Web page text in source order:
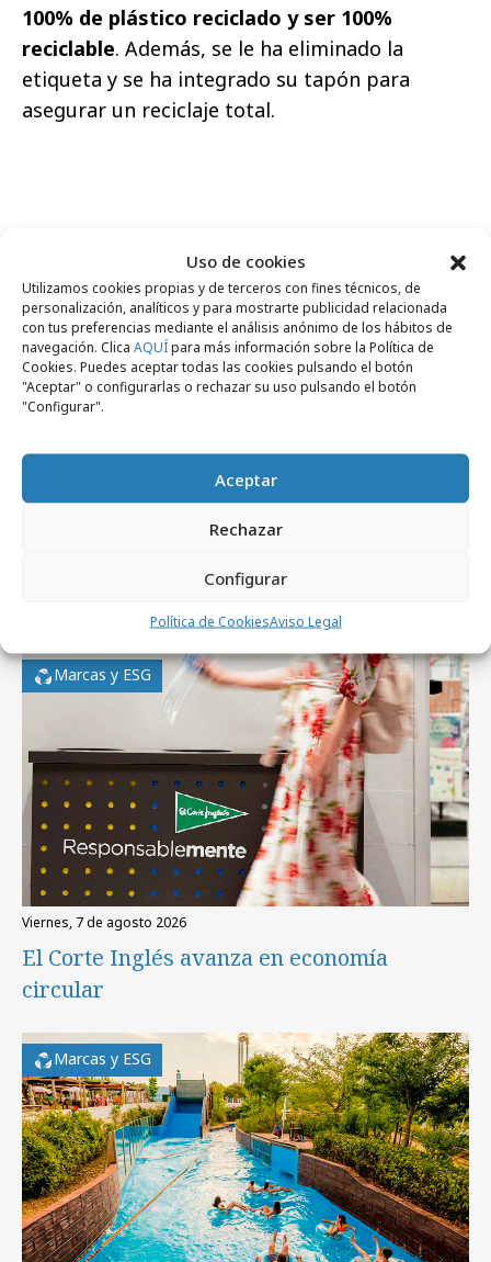
Uso de cookies
Utilizamos cookies propias y de terceros con fines técnicos, de
personalización, analíticos y para mostrarte publicidad relacionada
con tus preferencias mediante el análisis anónimo de los hábitos de
navegación. Clica AQUÍpara más información sobre la Política de
Cookies. Puedes aceptar todas las cookies pulsando el botón
"Aceptar" o configurarlas o rechazar su uso pulsando el botón
"Configurar".
Aceptar
Rechazar
Configurar
Política de CookiesAviso Legal
100% de plástico reciclado y ser 100%
reciclable. Además, se le ha eliminado la
etiqueta y se ha integrado su tapón para
asegurar un reciclaje total.
Noticias Relacionadas
No se han encontrado noticias relacionadas.
Artículos recientes
Marcas y ESG
viernes, 7 de agosto 2026
El Corte Inglés avanza en economía
circular
Marcas y ESG